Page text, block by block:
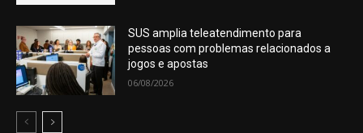
SUS amplia teleatendimento para
pessoas com problemas relacionados a
jogos e apostas
06/08/2026